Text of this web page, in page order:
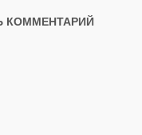
КОММЕНТАРИЙ